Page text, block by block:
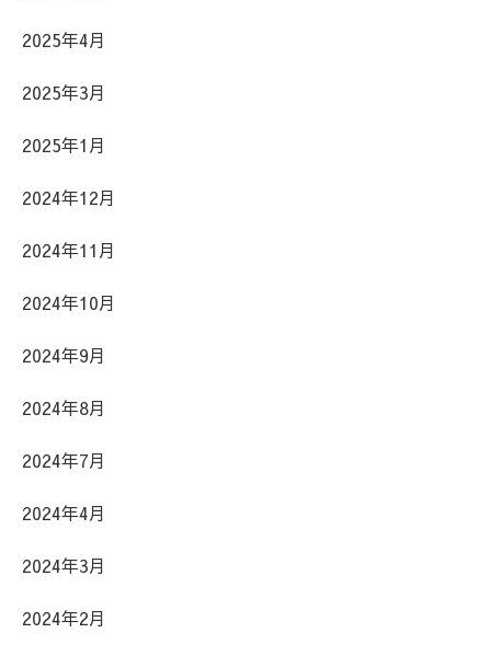
2025年4月
2025年3月
2025年1月
2024年12月
2024年11月
2024年10月
2024年9月
2024年8月
2024年7月
2024年4月
2024年3月
2024年2月